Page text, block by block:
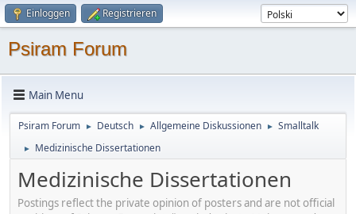
Einloggen Registrieren
Psiram Forum
Main Menu
Psiram Forum ► Deutsch ► Allgemeine Diskussionen ► Smalltalk
► Medizinische Dissertationen
Medizinische Dissertationen
Postings reflect the private opinion of posters and are not official